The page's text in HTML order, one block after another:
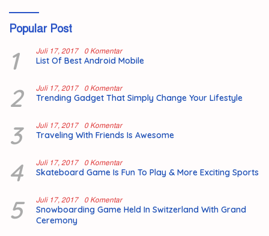
Popular Post
1 Juli 17, 2017 0 Komentar
List Of Best Android Mobile
2 Juli 17, 2017 0 Komentar
Trending Gadget That Simply Change Your Lifestyle
3 Juli 17, 2017 0 Komentar
Traveling With Friends Is Awesome
4 Juli 17, 2017 0 Komentar
Skateboard Game Is Fun To Play & More Exciting Sports
5 Juli 17, 2017 0 Komentar
Snowboarding Game Held In Switzerland With Grand
Ceremony